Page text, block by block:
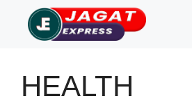
content
HEALTH